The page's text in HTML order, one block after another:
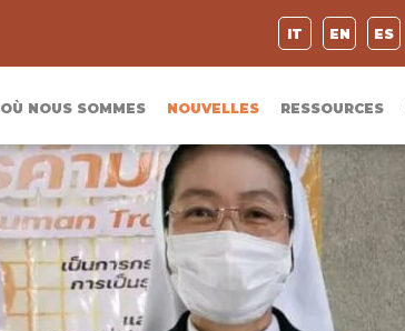
IT EN ES
OÙ NOUS SOMMES NOUVELLES RESSOURCES